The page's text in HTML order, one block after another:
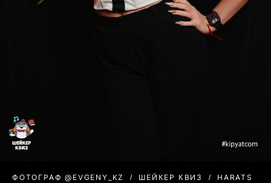
ФОТОГРАФ @EVGENY_KZ ШЕЙКЕР КВИЗ HARATS